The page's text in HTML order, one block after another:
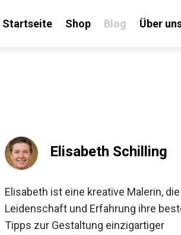
Startseite Shop Blog Über
Elisabeth Schilling
Elisabeth ist eine kreative Malerin,
Leidenschaft und Erfahrung ihre
Tipps zur Gestaltung einzigartiger